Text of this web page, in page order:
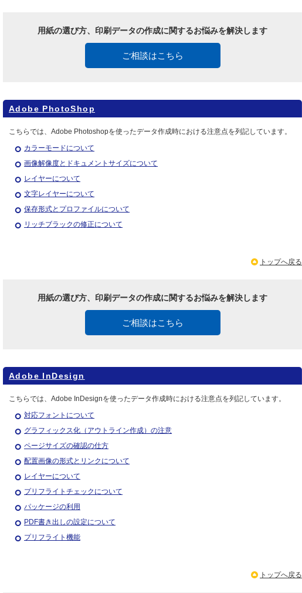
用紙の選び方、印刷データの作成に関するお悩みを解決します
ご相談はこちら
Adobe PhotoShop
こちらでは、Adobe Photoshopを使ったデータ作成時における注意点を列記しています。
カラーモードについて
画像解像度とドキュメントサイズについて
レイヤーについて
文字レイヤーについて
保存形式とプロファイルについて
リッチブラックの修正について
トップへ戻る
用紙の選び方、印刷データの作成に関するお悩みを解決します
ご相談はこちら
Adobe InDesign
こちらでは、Adobe InDesignを使ったデータ作成時における注意点を列記しています。
対応フォントについて
グラフィックス化（アウトライン作成）の注意
ページサイズの確認の仕方
配置画像の形式とリンクについて
レイヤーについて
プリフライトチェックについて
パッケージの利用
PDF書き出しの設定について
プリフライト機能
トップへ戻る